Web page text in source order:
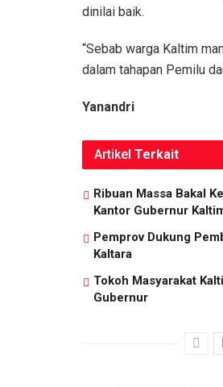
dinilai baik.
“Sebab warga Kaltim
dalam tahapan Pemilu
Yanandri
Artikel Terkait
Ribuan Massa Bakal
Kantor Gubernur
Pemprov Dukung
Kaltara
Tokoh Masyarakat
Gubernur